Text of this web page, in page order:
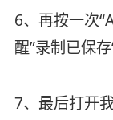
6、再按一次
醒”录制已保存
7、最后打开